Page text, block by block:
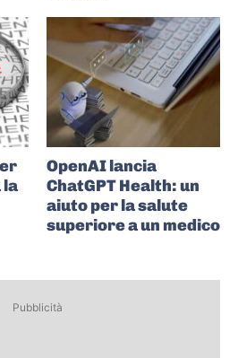
la
OpenAI lancia
ChatGPT Health: un
aiuto per la salute
superiore a un medico
Pubblicità